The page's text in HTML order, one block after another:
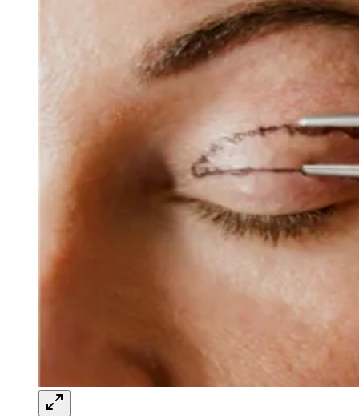
Blefaroplastia: procedimento que rejuvenesce o
olhar